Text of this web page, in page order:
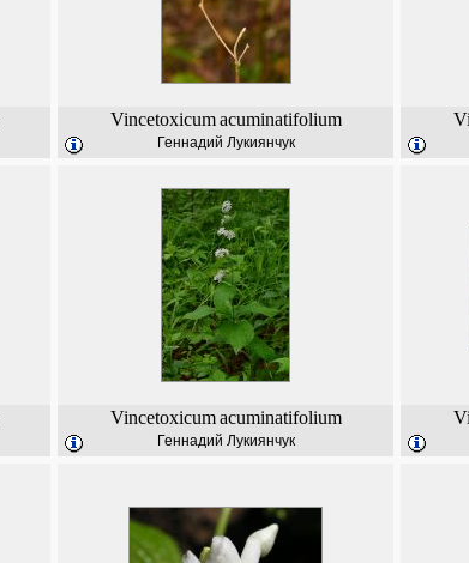
Vincetoxicum acuminatifolium
Геннадий Лукиянчук
Vincetoxicum acuminatifolium
Геннадий Лукиянчук